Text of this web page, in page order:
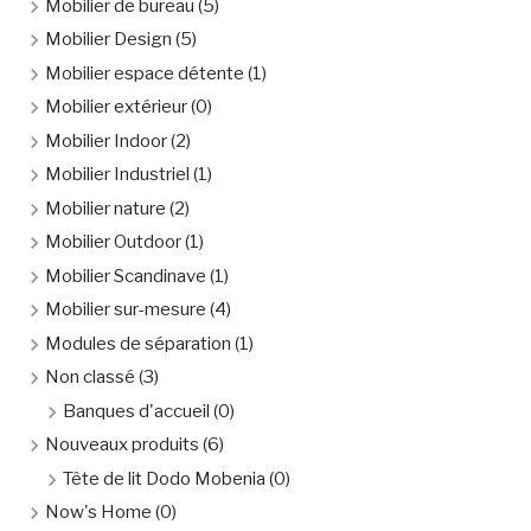
Mobilier de bureau (5)
Mobilier Design (5)
Mobilier espace détente (1)
Mobilier extérieur(0)
Mobilier Indoor(2)
Mobilier Industriel (1)
Mobilier nature (2)
Mobilier Outdoor(1)
Mobilier Scandinave (1)
Mobilier sur-mesure (4)
Modules de séparation (1)
Non classé (3)
Banques d'accueil (0)
Nouveaux produits (6)
Tête de lit Dodo Mobenia (0)
Now's Home (0)